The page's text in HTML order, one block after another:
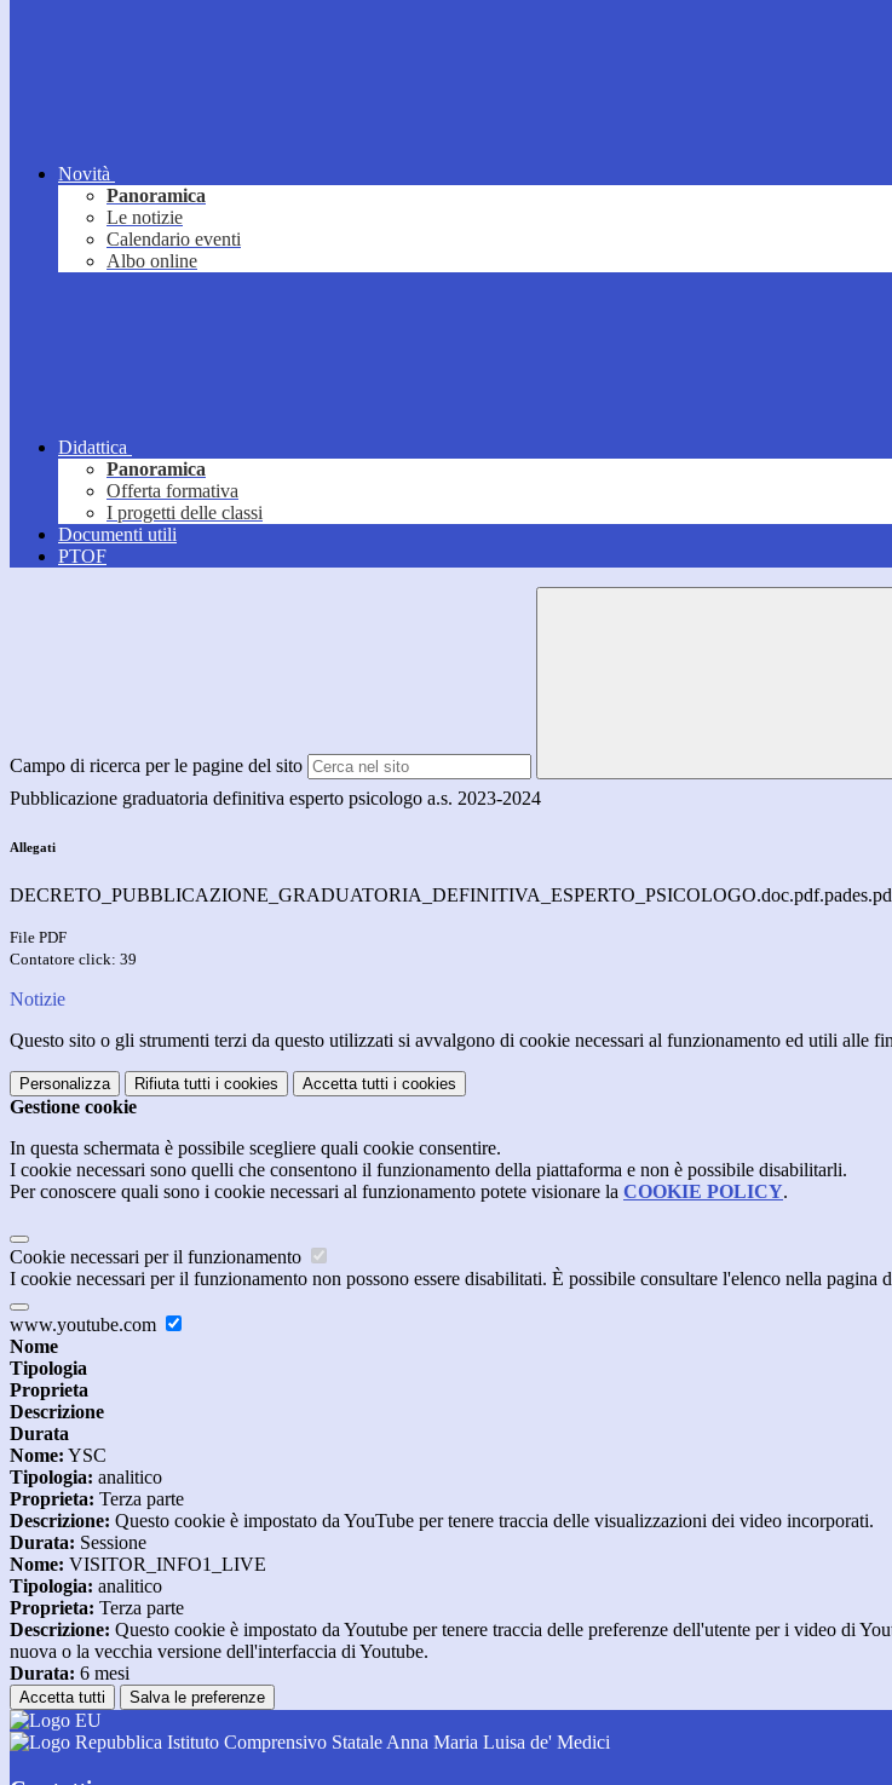
Novità
Panoramica
Le notizie
Calendario eventi
Albo online
Didattica
Panoramica
Offerta formativa
I progetti delle classi
Documenti utili
PTOF
Campo di ricerca per le pagine del sito
Pubblicazione graduatoria definitiva esperto psicologo a.s. 2023-2024
Allegati
File PDF
Contatore click: 39
Notizie
Questo sito o gli strumenti terzi da questo utilizzati si avvalgono di cookie necessari al funzionamento ed utili alle
Personalizza Rifiuta tutti i cookies Accetta tutti i cookies
Gestione cookie
In questa schermata è possibile scegliere quali cookie consentire.
I cookie necessari sono quelli che consentono il funzionamento della piattaforma e non è possibile disabilitarli.
Per conoscere quali sono i cookie necessari al funzionamento potete visionare la COOKIE POLICY.
Cookie necessari per il funzionamento
I cookie necessari per il funzionamento non possono essere disabilitati. È possibile consultare l'elenco nella pagina
www.youtube.com
Nome
Tipologia
Proprieta
Descrizione
Durata
Nome: YSC
Tipologia: analitico
Proprieta: Terza parte
Descrizione: Questo cookie è impostato da YouTube per tenere traccia delle visualizzazioni dei video incorporati.
Durata: Sessione
Nome: VISITOR_INFO1_LIVE
Tipologia: analitico
Proprieta: Terza parte
Descrizione: Questo cookie è impostato da Youtube per tenere traccia delle preferenze dell'utente per i video di
nuova o la vecchia versione dell'interfaccia di Youtube.
Durata: 6 mesi
Accetta tutti Salva le preferenze
Istituto Comprensivo Statale Anna Maria Luisa de' Medici